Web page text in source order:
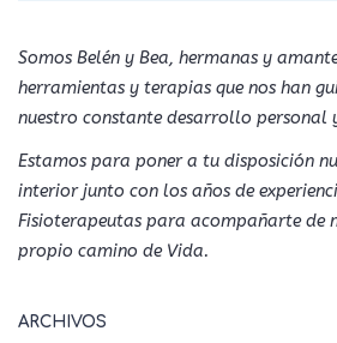
Somos Belén y Bea, hermanas y
herramientas y terapias que nos han
nuestro constante desarrollo personal
Estamos para poner a tu disposición
interior junto con los años de
Fisioterapeutas para acompañarte de
propio camino de Vida.
ARCHIVOS